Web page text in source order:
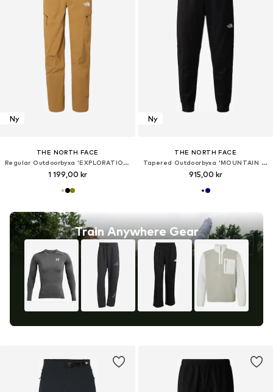
Ny
THE NORTH FACE
Regular Outdoorbyxa 'EXPLORATION'
1 199,00 kr
Train Anywhere Gear
Ny
THE NORTH FACE
Tapered Outdoorbyxa 'MOUNTAIN ATHLETICS 2.0'
915,00 kr